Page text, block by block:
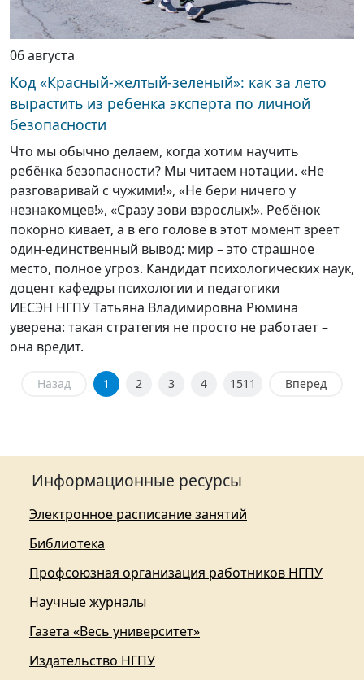
06 августа
Код «Красный-желтый-зеленый»: как за лето
вырастить из ребенка эксперта по личной
безопасности
Что мы обычно делаем, когда хотим научить
ребёнка безопасности? Мы читаем нотации. «Не
разговаривай с чужими!», «Не бери ничего у
незнакомцев!», «Сразу зови взрослых!». Ребёнок
покорно кивает, а в его голове в этот момент зреет
один-единственный вывод: мир – это страшное
место, полное угроз. Кандидат психологических наук,
доцент кафедры психологии и педагогики
ИЕСЭН НГПУ Татьяна Владимировна Рюмина
уверена: такая стратегия не просто не работает –
она вредит.
Назад 1 2 3 4 1511 Вперед
Информационные ресурсы
Электронное расписание занятий
Библиотека
Профсоюзная организация работников НГПУ
Научные журналы
Газета «Весь университет»
Издательство НГПУ